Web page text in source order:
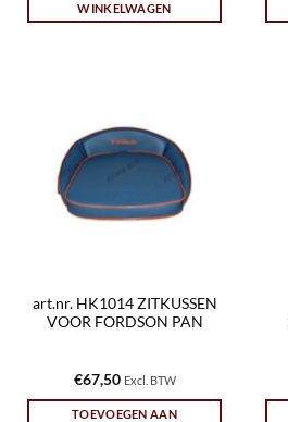
WINKELWAGEN
art.nr. HK1014 ZITKUSSEN
VOOR FORDSON PAN
€67,50 Excl. BTW
TOEVOEGEN AAN